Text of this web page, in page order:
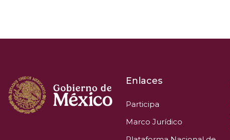
Enlaces
Participa
Marco Jurídico